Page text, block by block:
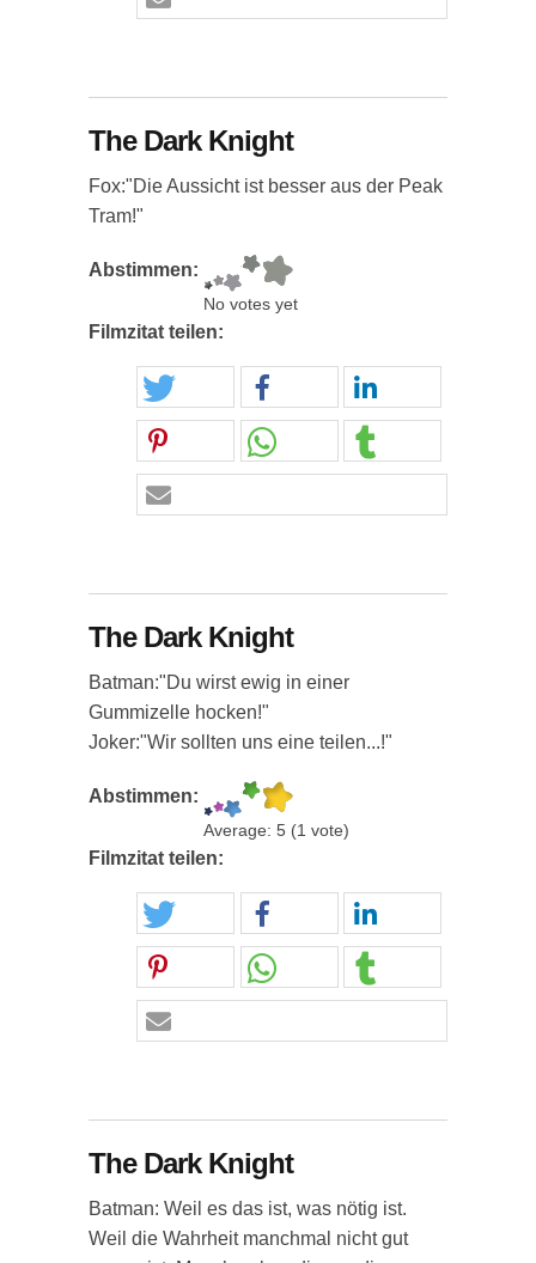
The Dark Knight
Fox:"Die Aussicht ist besser aus der Peak
Tram!"
Abstimmen:
No votes yet
Filmzitat teilen:
The Dark Knight
Batman:"Du wirst ewig in einer
Gummizelle hocken!"
Joker:"Wir sollten uns eine teilen...!"
Abstimmen:
Average: 5 (1 vote)
Filmzitat teilen:
The Dark Knight
Batman: Weil es das ist, was nötig ist.
Weil die Wahrheit manchmal nicht gut